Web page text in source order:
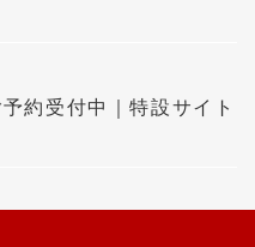
約受付中｜特設サイト